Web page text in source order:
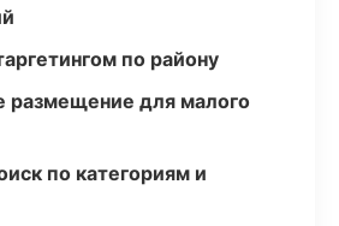
по району
размещение для малого
по категориям и